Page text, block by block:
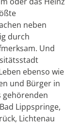
neben
durch
Und
ebenso wie
und Bürger in
gehörenden
Lippspringe,
Lichtenau